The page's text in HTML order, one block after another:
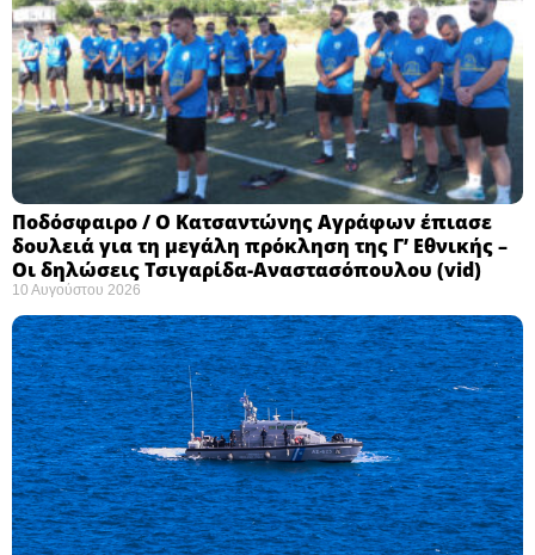
Ποδόσφαιρο / Ο Κατσαντώνης Αγράφων έπιασε
δουλειά για τη μεγάλη πρόκληση της Γ’ Εθνικής –
Οι δηλώσεις Τσιγαρίδα-Αναστασόπουλου (vid)
10 Αυγούστου 2026